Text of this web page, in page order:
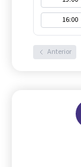
16:00
Anterior